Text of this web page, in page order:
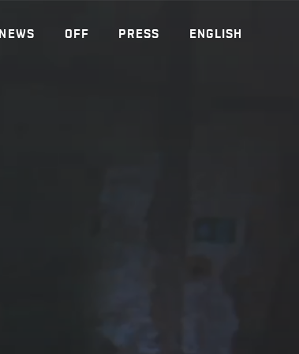
NEWS OFF PRESS ENGLISH